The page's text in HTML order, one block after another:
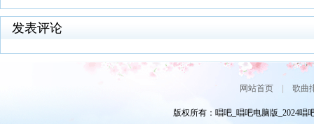
发表评论
网站首页| 歌曲
版权所有：唱吧_唱吧电脑版_2024唱